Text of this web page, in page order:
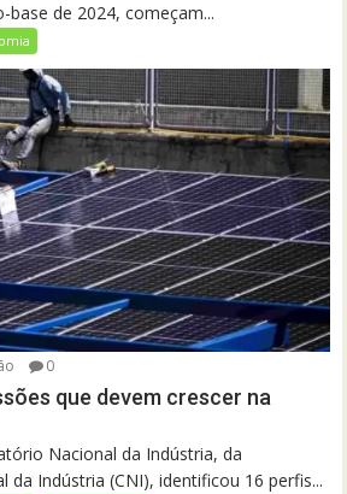
de 2024, começam...
0
que devem crescer na
Nacional da Indústria, da
da Indústria (CNI), identificou 16 perfis...